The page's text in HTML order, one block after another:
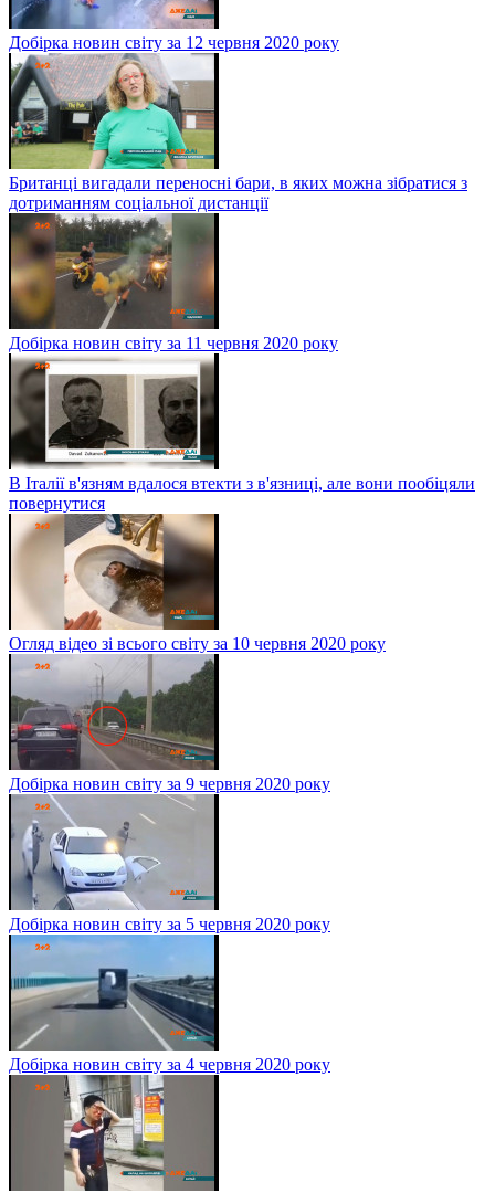
Добірка новин світу за 12 червня 2020 року
Британці вигадали переносні бари, в яких можна зібратися з
дотриманням соціальної дистанції
Добірка новин світу за 11 червня 2020 року
В Італії в'язням вдалося втекти з в'язниці, але вони пообіцяли
повернутися
Огляд відео зі всього світу за 10 червня 2020 року
Добірка новин світу за 9 червня 2020 року
Добірка новин світу за 5 червня 2020 року
Добірка новин світу за 4 червня 2020 року